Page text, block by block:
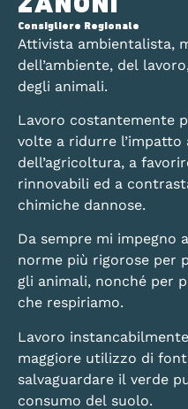
Consigliere Regionale
Attivista ambientalista,
dell’ambiente, del
degli animali.
Lavoro costantemente
volte a ridurre l’impatto
dell’agricoltura, a
rinnovabili ed a
chimiche dannose.
Da sempre mi impegno
norme più rigorose per
gli animali, nonché per
che respiriamo.
Lavoro
maggiore utilizzo di
salvaguardare il verde
consumo del suolo.